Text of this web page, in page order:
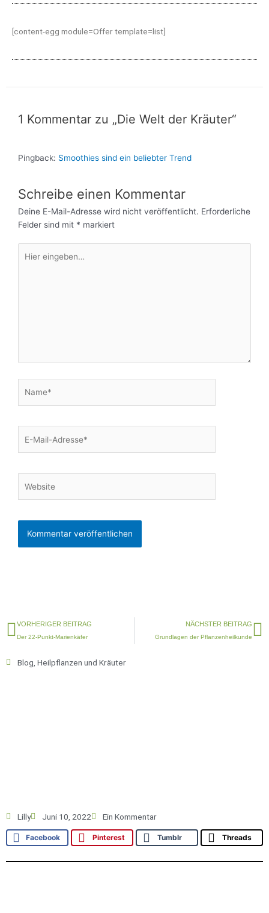
[content-egg module=Offer template=list]
1 Kommentar zu „Die Welt der Kräuter“
Pingback: Smoothies sind ein beliebter Trend
Schreibe einen Kommentar
Deine E-Mail-Adresse wird nicht veröffentlicht. Erforderliche
Felder sind mit * markiert
eingeben…
Mail-
Zurück
VORHERIGER BEITRAG
Der 22-Punkt-Marienkäfer
NÄCHSTER BEITRAG
Grundlagen der Pflanzenheilkunde
Blog Heilpflanzen und Kräuter
Lilly Juni 10, 2022 Ein Kommentar
Facebook Pinterest Tumblr Threads